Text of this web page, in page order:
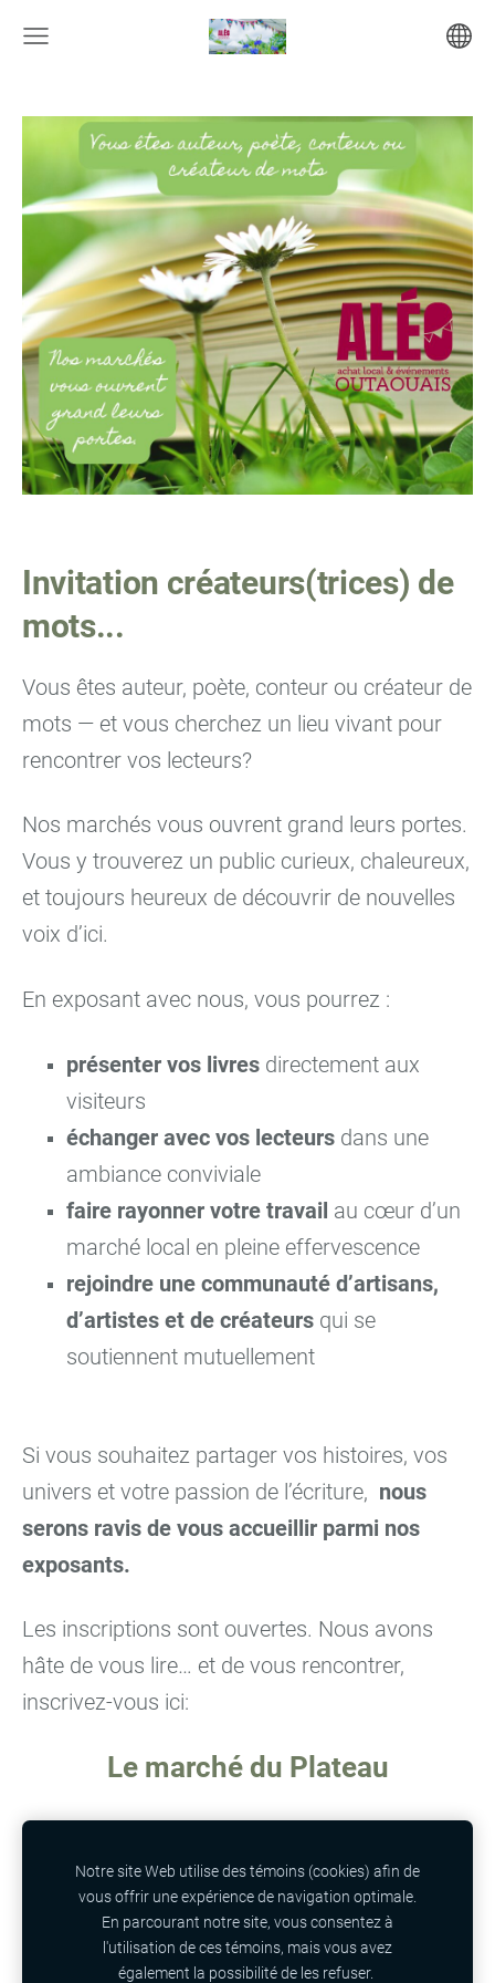
Invitation créateurs(trices) de
mots...
Vous êtes auteur, poète, conteur ou créateur de
mots — et vous cherchez un lieu vivant pour
rencontrer vos lecteurs?
Nos marchés vous ouvrent grand leurs portes.
Vous y trouverez un public curieux, chaleureux,
et toujours heureux de découvrir de nouvelles
voix d’ici.
En exposant avec nous, vous pourrez :
présenter vos livres directement aux
visiteurs
échanger avec vos lecteurs dans une
ambiance conviviale
faire rayonner votre travail au cœur d’un
marché local en pleine effervescence
rejoindre une communauté d’artisans,
d’artistes et de créateurs qui se
soutiennent mutuellement
Si vous souhaitez partager vos histoires, vos
univers et votre passion de l’écriture, nous
serons ravis de vous accueillir parmi nos
exposants.
Les inscriptions sont ouvertes. Nous avons
hâte de vous lire… et de vous rencontrer,
inscrivez-vous ici:
Le marché du Plateau
Le marché de la rue Laval
Notre site Web utilise des témoins (cookies) afin de
vous offrir une expérience de navigation optimale.
En parcourant notre site, vous consentez à
l'utilisation de ces témoins, mais vous avez
également la possibilité de les refuser.